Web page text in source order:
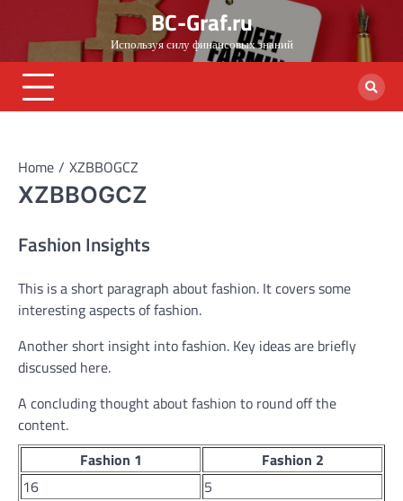
content
BC-Graf.ru
Используя силу финансовых знаний
Home XZBBOGCZ
XZBBOGCZ
Fashion Insights
This is a short paragraph about fashion. It covers some
interesting aspects of fashion.
Another short insight into fashion. Key ideas are briefly
discussed here.
A concluding thought about fashion to round off the
content.
Fashion 1
Fashion 2
16
5